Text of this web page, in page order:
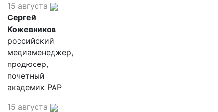
15 августа
Сергей
Кожевников
российский
медиаменеджер,
продюсер,
почетный
академик РАР
15 августа